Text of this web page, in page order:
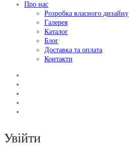
Про нас
Розробка власного дизайну
Галерея
Каталог
Блог
Доставка та оплата
Контакти
Увійти